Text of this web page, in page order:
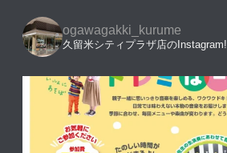
ogawagakki_kurume
久留米シティプラザ店のInstagram!